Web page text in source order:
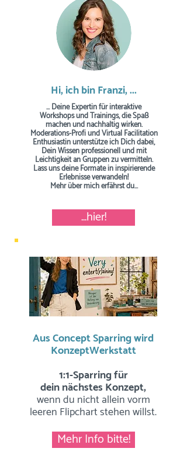
Hi, ich bin Franzi, ...
... Deine Expertin für interaktive
Workshops und Trainings, die Spaß
machen und nachhaltig wirken.
Moderations-Profi und Virtual Facilitation
Enthusiastin unterstütze ich Dich dabei,
Dein Wissen professionell und mit
Leichtigkeit an Gruppen zu vermitteln.
Lass uns deine Formate in inspirierende
Erlebnisse verwandeln!
Mehr über mich erfährst du...
...hier!
Aus Concept Sparring wird
KonzeptWerkstatt
1:1-Sparring für
dein nächstes Konzept,
wenn du nicht allein vorm
leeren Flipchart stehen willst.
Mehr Info bitte!